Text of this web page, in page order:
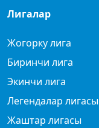
Лигалар
Жогорку лига
Биринчи лига
Экинчи лига
Легендалар лигасы
Жаштар лигасы